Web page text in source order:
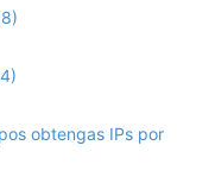
obtengas IPs por